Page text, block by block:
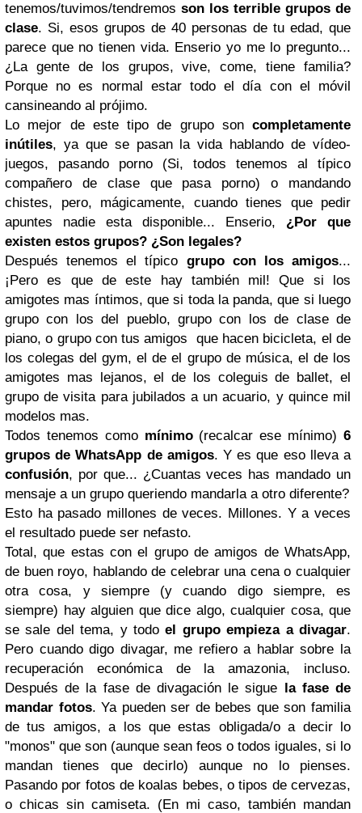
tenemos/tuvimos/tendremos son los terrible grupos de
clase. Si, esos grupos de 40 personas de tu edad, que
parece que no tienen vida. Enserio yo me lo pregunto...
¿La gente de los grupos, vive, come, tiene familia?
Porque no es normal estar todo el día con el móvil
cansineando al prójimo.
Lo mejor de este tipo de grupo son completamente
inútiles, ya que se pasan la vida hablando de vídeo-
juegos, pasando porno (Si, todos tenemos al típico
compañero de clase que pasa porno) o mandando
chistes, pero, mágicamente, cuando tienes que pedir
apuntes nadie esta disponible... Enserio, ¿Por que
existen estos grupos? ¿Son legales?
Después tenemos el típico grupo con los amigos...
¡Pero es que de este hay también mil! Que si los
amigotes mas íntimos, que si toda la panda, que si luego
grupo con los del pueblo, grupo con los de clase de
piano, o grupo con tus amigos que hacen bicicleta, el de
los colegas del gym, el de el grupo de música, el de los
amigotes mas lejanos, el de los coleguis de ballet, el
grupo de visita para jubilados a un acuario, y quince mil
modelos mas.
Todos tenemos como mínimo(recalcar ese mínimo)6
grupos de WhatsApp de amigos. Y es que eso lleva a
confusión, por que... ¿Cuantas veces has mandado un
mensaje a un grupo queriendo mandarla a otro diferente?
Esto ha pasado millones de veces. Millones. Y a veces
el resultado puede ser nefasto.
Total, que estas con el grupo de amigos de WhatsApp,
de buen royo, hablando de celebrar una cena o cualquier
otra cosa, y siempre (y cuando digo siempre, es
siempre) hay alguien que dice algo, cualquier cosa, que
se sale del tema, y todoel grupo empieza a divagar.
Pero cuando digo divagar, me refiero a hablar sobre la
recuperación económica de la amazonia, incluso.
Después de la fase de divagación le sigue la fase de
mandar fotos. Ya pueden ser de bebes que son familia
de tus amigos, a los que estas obligada/o a decir lo
"monos" que son (aunque sean feos o todos iguales, si lo
mandan tienes que decirlo) aunque no lo pienses.
Pasando por fotos de koalas bebes, o tipos de cervezas,
o chicas sin camiseta. (En mi caso, también mandan